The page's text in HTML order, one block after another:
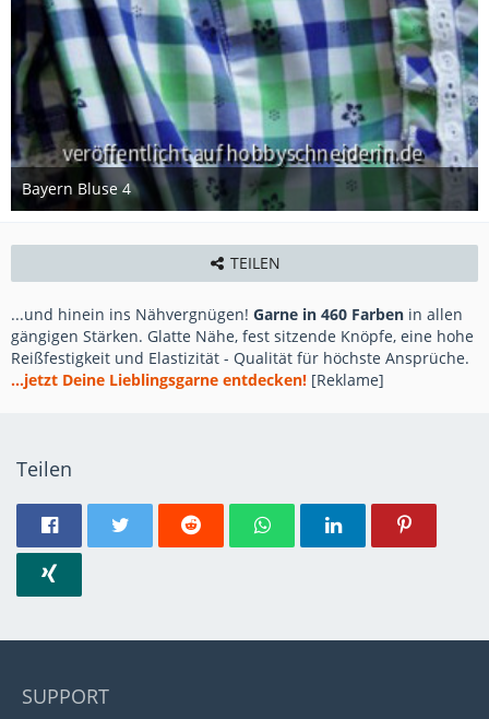
Bayern Bluse 4
8. Juni 2014
TEILEN
...und hinein ins Nähvergnügen! Garne in 460 Farben in allen
gängigen Stärken. Glatte Nähe, fest sitzende Knöpfe, eine hohe
Reißfestigkeit und Elastizität - Qualität für höchste Ansprüche.
...jetzt Deine Lieblingsgarne entdecken! [Reklame]
Teilen
SUPPORT